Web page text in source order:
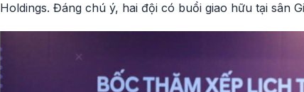
Holdings. Đáng chú ý, hai đội có buổi giao hữu tại sân